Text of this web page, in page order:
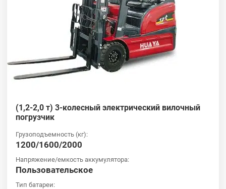
(1,2-2,0 т) 3-колесный электрический вилочный
погрузчик
Грузоподъемность (кг):
1200/1600/2000
Напряжение/емкость аккумулятора:
Пользовательское
Тип батареи: